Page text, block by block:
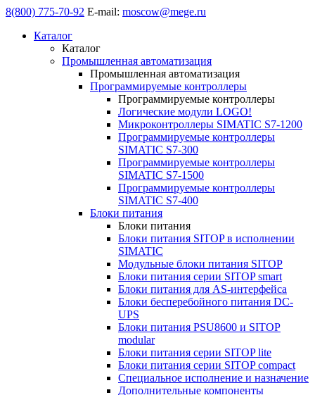
8(800) 775-70-92 E-mail: moscow@mege.ru
Каталог
Каталог
Промышленная автоматизация
Промышленная автоматизация
Программируемые контроллеры
Программируемые контроллеры
Логические модули LOGO!
Микроконтроллеры SIMATIC S7-1200
Программируемые контроллеры
SIMATIC S7-300
Программируемые контроллеры
SIMATIC S7-1500
Программируемые контроллеры
SIMATIC S7-400
Блоки питания
Блоки питания
Блоки питания SITOP в исполнении
SIMATIC
Модульные блоки питания SITOP
Блоки питания серии SITOP smart
Блоки питания для AS-интерфейса
Блоки бесперебойного питания DC-
UPS
Блоки питания PSU8600 и SITOP
modular
Блоки питания серии SITOP lite
Блоки питания серии SITOP compact
Специальное исполнение и назначение
Дополнительные компоненты